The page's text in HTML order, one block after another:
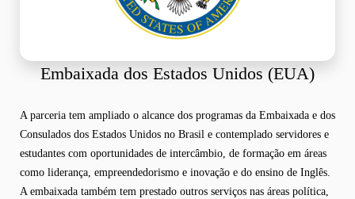
Embaixada dos Estados Unidos (EUA)
A parceria tem ampliado o alcance dos programas da Embaixada e dos
Consulados dos Estados Unidos no Brasil e contemplado servidores e
estudantes com oportunidades de intercâmbio, de formação em áreas
como liderança, empreendedorismo e inovação e do ensino de Inglês.
A embaixada também tem prestado outros serviços nas áreas política,